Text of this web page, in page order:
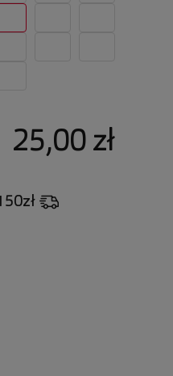
25,00 zł